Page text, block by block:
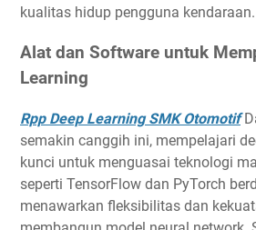
kualitas hidup pengguna kendaraan.
Alat dan Software untuk
Learning
Rpp Deep Learning SMK Otomotif
semakin canggih ini, mempelajari
kunci untuk menguasai teknologi
seperti TensorFlow dan PyTorch
menawarkan fleksibilitas dan